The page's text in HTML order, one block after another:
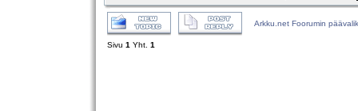
Arkku.net Foorumin
Sivu 1 Yht. 1